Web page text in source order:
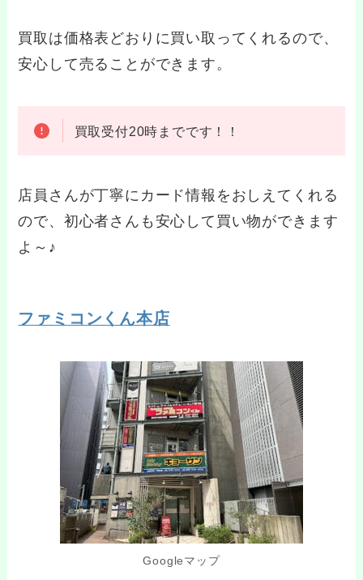
買取は価格表どおりに買い取ってくれるので、
安心して売ることができます。
買取受付20時までです！！
店員さんが丁寧にカード情報をおしえてくれる
ので、初心者さんも安心して買い物ができます
よ～♪
ファミコンくん本店
Googleマップ